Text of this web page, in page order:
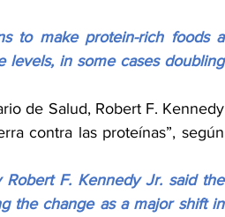
to make protein-rich foods a
levels, in some cases doubling
de Salud, Robert F. Kennedy
contra las proteínas”, según
F. Kennedy Jr. said the
the change as a major shift in